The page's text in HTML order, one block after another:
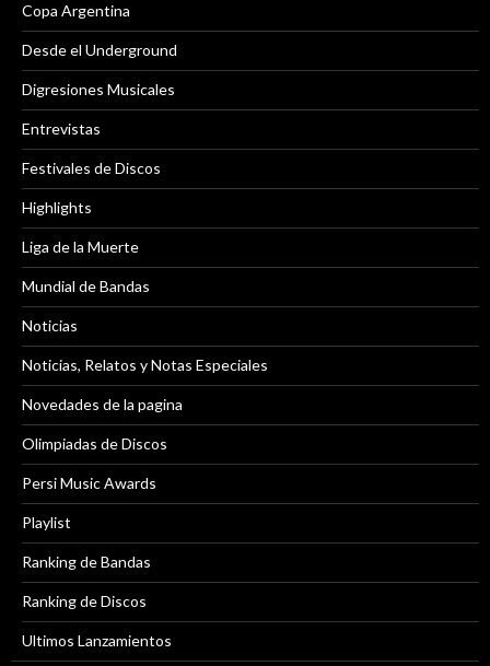
Copa Argentina
Desde el Underground
Digresiones Musicales
Entrevistas
Festivales de Discos
Highlights
Liga de la Muerte
Mundial de Bandas
Noticias
Noticias, Relatos y Notas Especiales
Novedades de la pagina
Olimpiadas de Discos
Persi Music Awards
Playlist
Ranking de Bandas
Ranking de Discos
Ultimos Lanzamientos